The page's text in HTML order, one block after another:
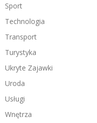
Sport
Technologia
Transport
Turystyka
Ukryte Zajawki
Uroda
Usługi
Wnętrza